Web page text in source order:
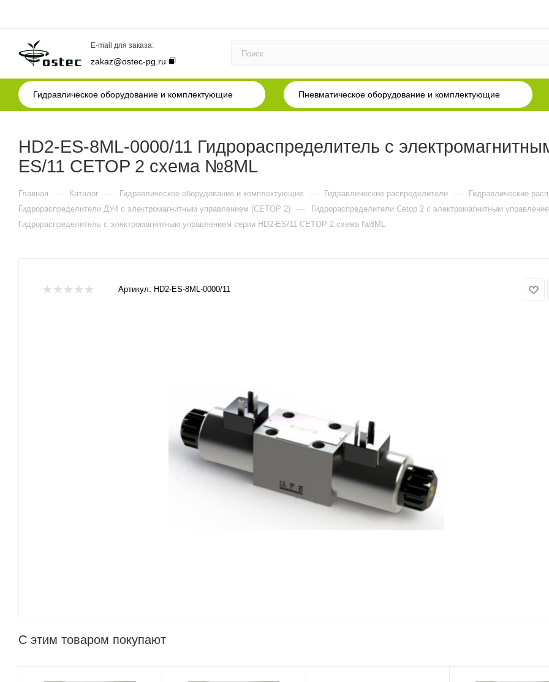
E-mail для заказа:
zakaz@ostec-pg.ru
Гидравлическое оборудование и комплектующие Пневматическое оборудование и комплектующие
HD2-ES-8ML-0000/11 Гидрораспределитель с
ES/11 CETOP 2 схема №8ML
Главная — Каталог — Гидравлическое оборудование и комплектующие — Гидравлические распределители — Гидравлические
Гидрораспределители ДУ4 с электромагнитным управлением (CETOP 2) — Гидрораспределители Cetop 2 c электромагнитным
Гидрораспределитель с электромагнитным управлением серии HD2-ES/11 CETOP 2 схема №8ML
Артикул: HD2-ES-8ML-0000/11
С этим товаром покупают